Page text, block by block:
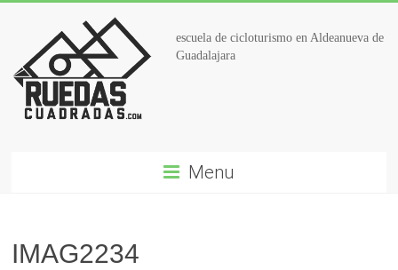
escuela de cicloturismo en Aldeanueva de
Guadalajara
Menu
IMAG2234